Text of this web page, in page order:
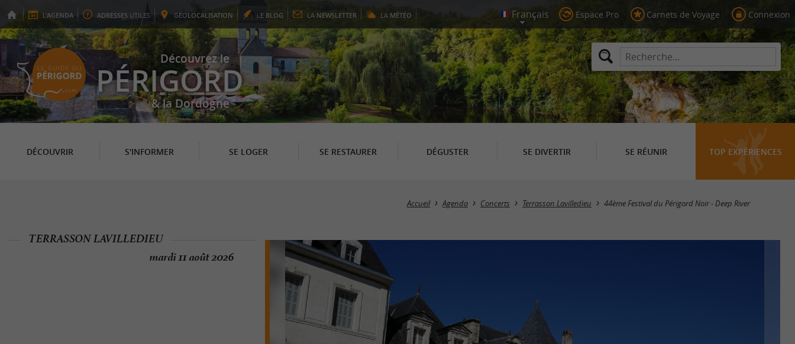
L'AGENDA ADRESSES UTILES GEOLOCALISATION LE BLOG LA NEWSLETTER LA MÉTÉO Espace Pro Carnets de Voyage Connexion
Découvrez le
PÉRIGORD
& la Dordogne
DÉCOUVRIR S'INFORMER SE LOGER SE RESTAURER DÉGUSTER SE DIVERTIR SE RÉUNIR TOP EXPÉRIENCES
Accueil Agenda Concerts Terrasson Lavilledieu 44ème Festival du Périgord Noir - Deep River
TERRASSON LAVILLEDIEU
mardi 11 août 2026